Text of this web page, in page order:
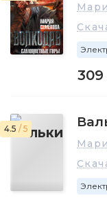
4.5 / 5